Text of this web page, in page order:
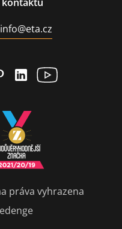
info@eta.cz
práva vyhrazena